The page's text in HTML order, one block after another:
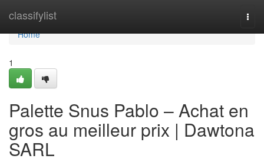
classifylist
Home
Home
1
Palette Snus Pablo – Achat en
gros au meilleur prix | Dawtona
SARL